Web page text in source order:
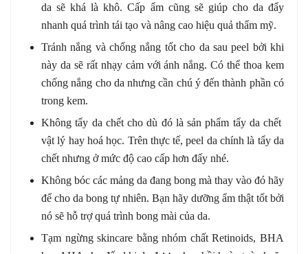
da sẽ khá là khô. Cấp ẩm cũng sẽ giúp cho da đẩy
nhanh quá trình tái tạo và nâng cao hiệu quả thẩm mỹ.
Tránh nắng và chống nắng tốt cho da sau peel bởi khi
này da sẽ rất nhạy cảm với ánh nắng. Có thể thoa kem
chống nắng cho da nhưng cần chú ý đến thành phần có
trong kem.
Không tẩy da chết cho dù đó là sản phẩm tẩy da chết
vật lý hay hoá học. Trên thực tế, peel da chính là tẩy da
chết nhưng ở mức độ cao cấp hơn đấy nhé.
Không bóc các mảng da đang bong mà thay vào đó hãy
để cho da bong tự nhiên. Bạn hãy dưỡng ẩm thật tốt bởi
nó sẽ hỗ trợ quá trình bong mài của da.
Tạm ngừng skincare bằng nhóm chất Retinoids, BHA